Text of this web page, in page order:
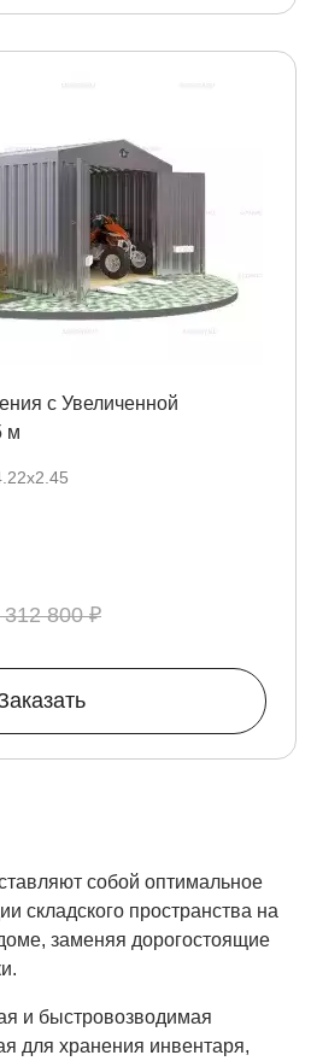
с Увеличенной
м
312 800 ₽
собой оптимальное
складского пространства на
заменяя дорогостоящие
и быстровозводимая
для хранения инвентаря,